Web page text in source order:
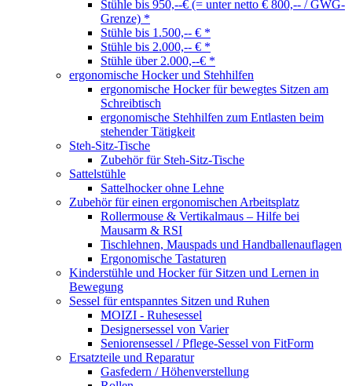
Stühle bis 950,--€ (= unter netto € 800,-- / GWG-
Grenze) *
Stühle bis 1.500,-- € *
Stühle bis 2.000,-- € *
Stühle über 2.000,--€ *
ergonomische Hocker und Stehhilfen
ergonomische Hocker für bewegtes Sitzen am
Schreibtisch
ergonomische Stehhilfen zum Entlasten beim
stehender Tätigkeit
Steh-Sitz-Tische
Zubehör für Steh-Sitz-Tische
Sattelstühle
Sattelhocker ohne Lehne
Zubehör für einen ergonomischen Arbeitsplatz
Rollermouse & Vertikalmaus – Hilfe bei
Mausarm & RSI
Tischlehnen, Mauspads und Handballenauflagen
Ergonomische Tastaturen
Kinderstühle und Hocker für Sitzen und Lernen in
Bewegung
Sessel für entspanntes Sitzen und Ruhen
MOIZI - Ruhesessel
Designersessel von Varier
Seniorensessel / Pflege-Sessel von FitForm
Ersatzteile und Reparatur
Gasfedern / Höhenverstellung